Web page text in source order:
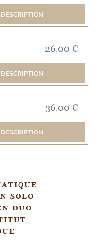
DESCRIPTION
26,00 €
DESCRIPTION
36,00 €
DESCRIPTION
SOLO
DUO